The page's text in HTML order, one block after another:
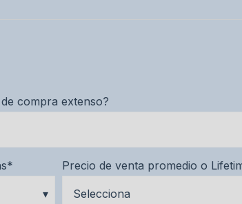
compra extenso?
* Precio de venta promedio o